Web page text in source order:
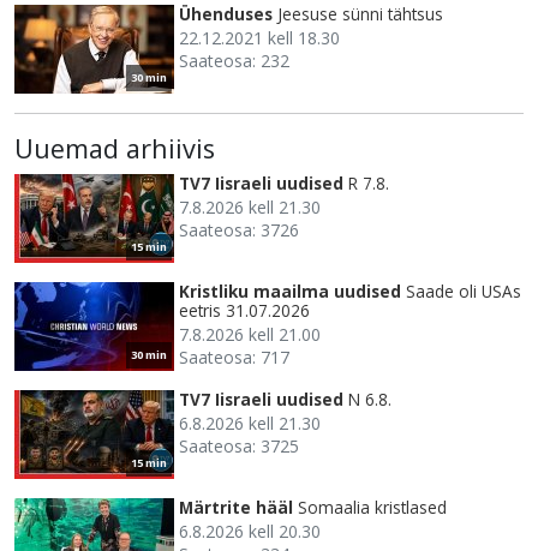
30 min
Ühenduses Jeesuse sünni tähtsus
22.12.2021 kell 18.30
Saateosa: 232
Uuemad arhiivis
15 min
TV7 Iisraeli uudised R 7.8.
7.8.2026 kell 21.30
Saateosa: 3726
30 min
Kristliku maailma uudised Saade oli USAs
eetris 31.07.2026
7.8.2026 kell 21.00
Saateosa: 717
15 min
TV7 Iisraeli uudised N 6.8.
6.8.2026 kell 21.30
Saateosa: 3725
Märtrite hääl Somaalia kristlased
6.8.2026 kell 20.30